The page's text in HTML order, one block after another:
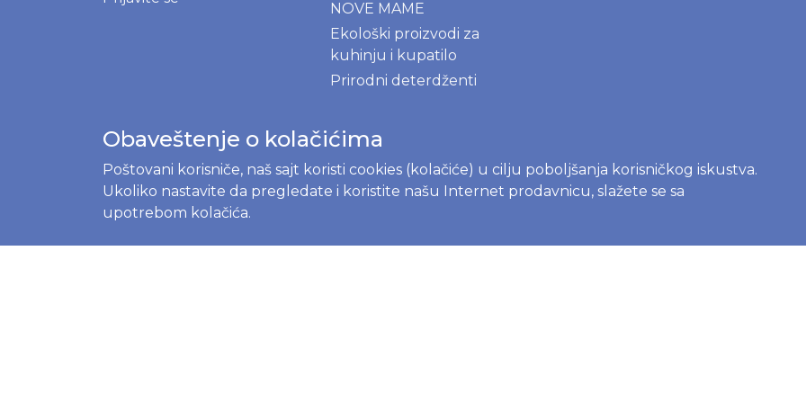
NOVE MAME
Ekološki proizvodi za
kuhinju i kupatilo
Prirodni deterdženti
BLOG
Menstrualna čašica -
Obaveštenje o kolačićima
Poštovani korisniče, naš sajt koristi cookies (kolačiće) u cilju poboljšanja korisničkog iskustva.
Ukoliko nastavite da pregledate i koristite našu Internet prodavnicu, slažete se sa
upotrebom kolačića.